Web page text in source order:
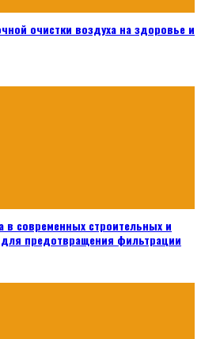
очистки воздуха на здоровье и
в современных строительных и
предотвращения фильтрации